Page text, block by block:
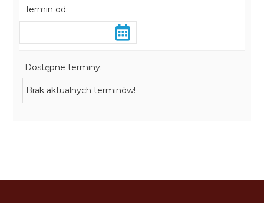
Termin od:
Dostępne terminy:
Brak aktualnych terminów!